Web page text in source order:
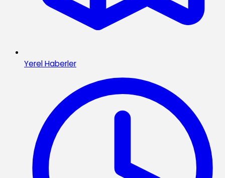
Yerel Haberler